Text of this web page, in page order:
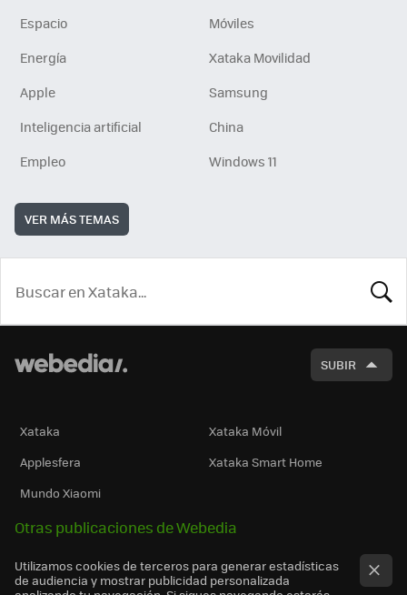
Espacio
Móviles
Energía
Xataka Movilidad
Apple
Samsung
Inteligencia artificial
China
Empleo
Windows 11
VER MÁS TEMAS
SUBIR
Xataka
Xataka Móvil
Applesfera
Xataka Smart Home
Mundo Xiaomi
Otras publicaciones de Webedia
Utilizamos cookies de terceros para generar estadísticas
de audiencia y mostrar publicidad personalizada